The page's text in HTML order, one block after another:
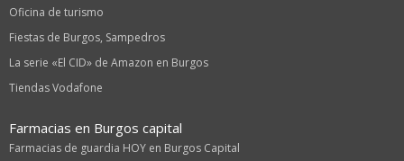
Oficina de turismo
Fiestas de Burgos, Sampedros
La serie «El CID» de Amazon en Burgos
Tiendas Vodafone
Farmacias en Burgos capital
Farmacias de guardia HOY en Burgos Capital